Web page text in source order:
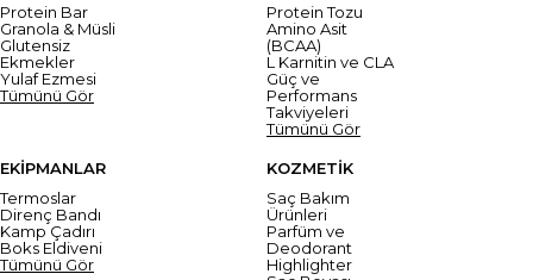
Protein Bar
Granola & Müsli
Glutensiz
Ekmekler
Yulaf Ezmesi
Tümünü Gör
Protein Tozu
Amino Asit
(BCAA)
L Karnitin ve CLA
Güç ve
Performans
Takviyeleri
Tümünü Gör
EKİPMANLAR
Termoslar
Direnç Bandı
Kamp Çadırı
Boks Eldiveni
Tümünü Gör
KOZMETİK
Saç Bakım
Ürünleri
Parfüm ve
Deodorant
Highlighter